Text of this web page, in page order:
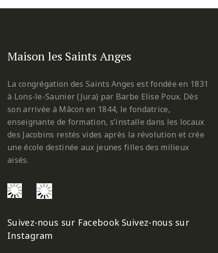
Maison les Saints Anges
La congrégation des Saints Anges est fondée en 1831
à Lons-le-Saunier (Jura) par Barbe Elise Poux. Dès
son arrivée à Mâcon en 1844, le fondatrice,
enseignante de formation, s’installe dans les locaux
des Jacobins restés vides après la révolution et crée
une école destinée aux jeunes filles des milieux
aisés.
Suivez-nous sur Facebook Suivez-nous sur
Instagram